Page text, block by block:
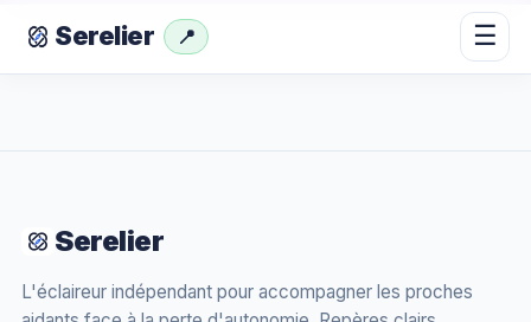
Serelier 📍 ☰
Serelier
L'éclaireur indépendant pour accompagner les proches